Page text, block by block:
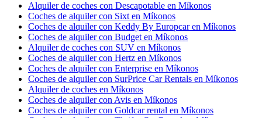
Alquiler de coches con Descapotable en Míkonos
Coches de alquiler con Sixt en Míkonos
Coches de alquiler con Keddy By Europcar en Míkonos
Coches de alquiler con Budget en Míkonos
Alquiler de coches con SUV en Míkonos
Coches de alquiler con Hertz en Míkonos
Coches de alquiler con Enterprise en Míkonos
Coches de alquiler con SurPrice Car Rentals en Míkonos
Alquiler de coches en Míkonos
Coches de alquiler con Avis en Míkonos
Coches de alquiler con Goldcar rental en Míkonos